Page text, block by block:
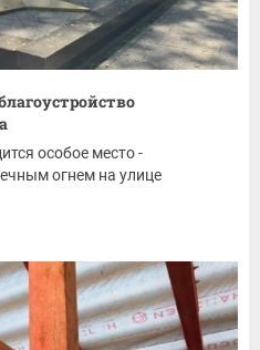
особое место -
огнем на улице